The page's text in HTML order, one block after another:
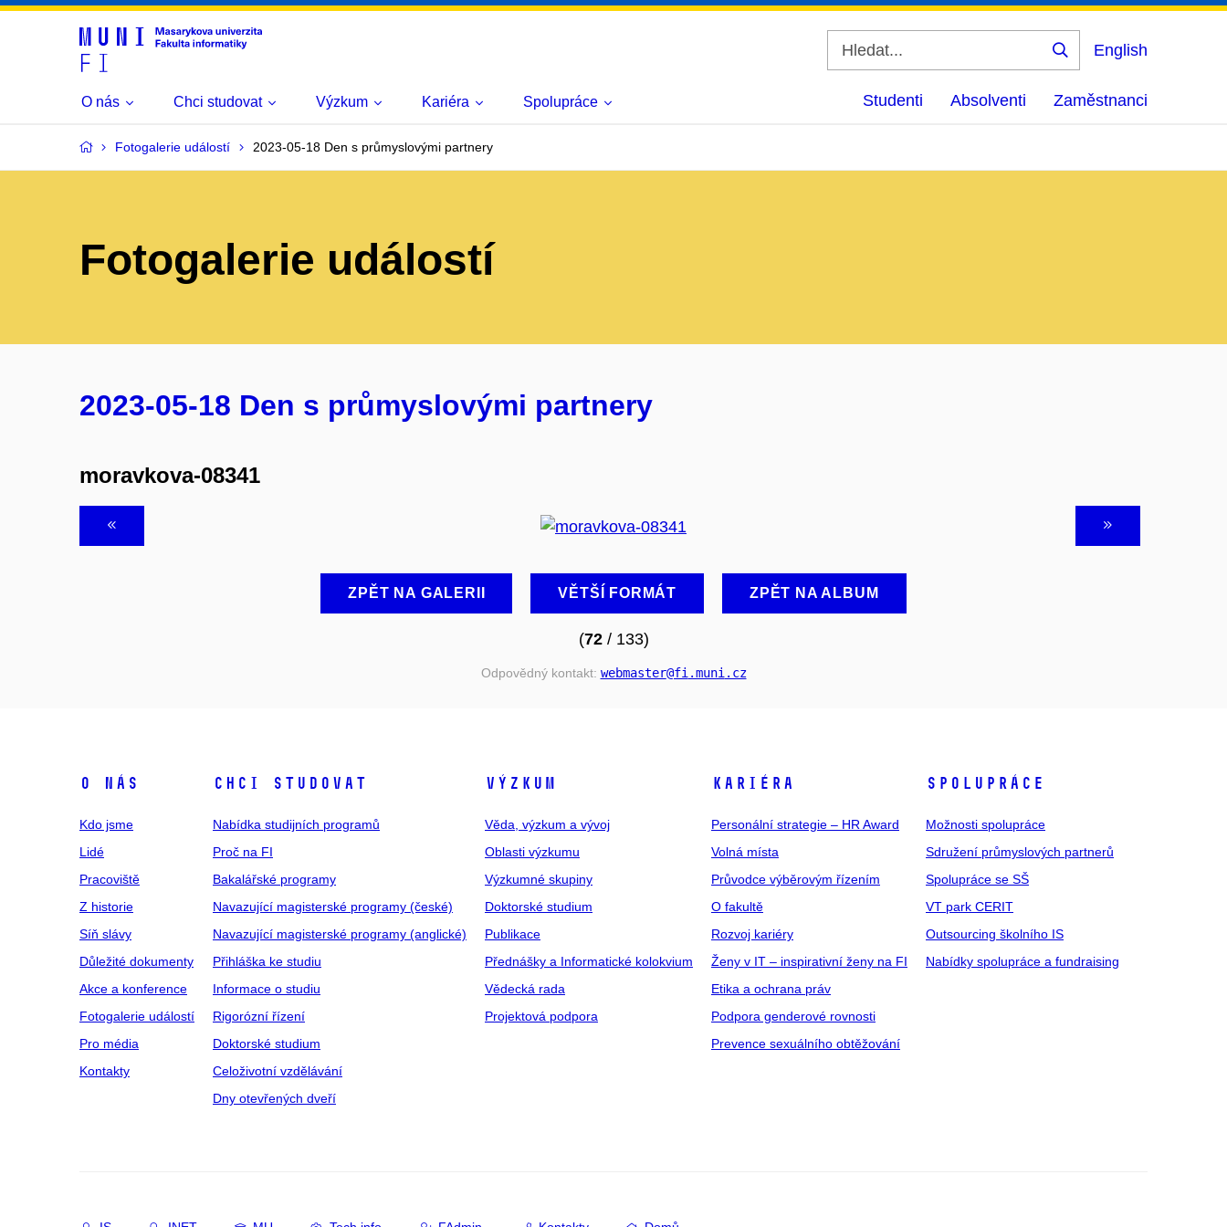
Vyhledat
English
O nás Chci studovat Výzkum Kariéra Spolupráce Studenti Absolventi Zaměstnanci
Fotogalerie událostí 2023-05-18 Den s průmyslovými partnery
Fotogalerie událostí
2023-05-18 Den s průmyslovými partnery
moravkova-08341
ZPĚT NA GALERII VĚTŠÍ FORMÁT ZPĚT NA ALBUM
(72/ 133)
Odpovědný kontakt: webmaster@fi .muni .cz
O NÁS
Kdo jsme
Lidé
Pracoviště
Z historie
Síň slávy
Důležité dokumenty
Akce a konference
Fotogalerie událostí
Pro média
Kontakty
CHCI STUDOVAT
Nabídka studijních programů
Proč na FI
Bakalářské programy
Navazující magisterské programy (české)
Navazující magisterské programy (anglické)
Přihláška ke studiu
Informace o studiu
Rigorózní řízení
Doktorské studium
Celoživotní vzdělávání
Dny otevřených dveří
VÝZKUM
Věda, výzkum a vývoj
Oblasti výzkumu
Výzkumné skupiny
Doktorské studium
Publikace
Přednášky a Informatické kolokvium
Vědecká rada
Projektová podpora
KARIÉRA
Personální strategie – HR Award
Volná místa
Průvodce výběrovým řízením
O fakultě
Rozvoj kariéry
Ženy v IT – inspirativní ženy na FI
Etika a ochrana práv
Podpora genderové rovnosti
Prevence sexuálního obtěžování
SPOLUPRÁCE
Možnosti spolupráce
Sdružení průmyslových partnerů
Spolupráce se SŠ
VT park CERIT
Outsourcing školního IS
Nabídky spolupráce a fundraising